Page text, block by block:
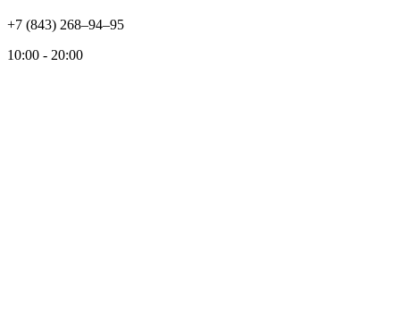
+7 (843) 268‒94‒95
10:00 - 20:00